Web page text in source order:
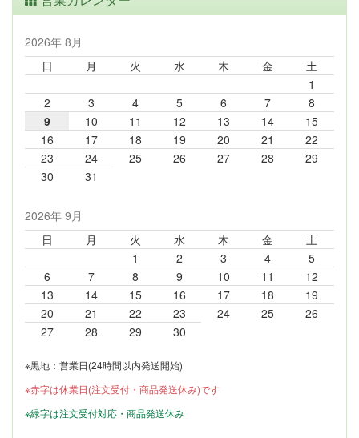
2026年 8月
日
月 火 水 木 金
土
1
2
3 4 5 6 7
8
9
10 11 12 13 14
15
16
17 18 19 20 21
22
23
24 25 26 27 28
29
30
31
2026年 9月
日
月 火 水 木 金
土
1
2 3 4
5
6
7 8 9 10 11
12
13
14 15 16 17 18
19
20
21 22 23 24 25
26
27
28 29 30
※黒地：営業日(24時間以内発送開始)
※赤字は休業日(注文受付・商品発送休み)です
※緑字は注文受付対応・商品発送休み